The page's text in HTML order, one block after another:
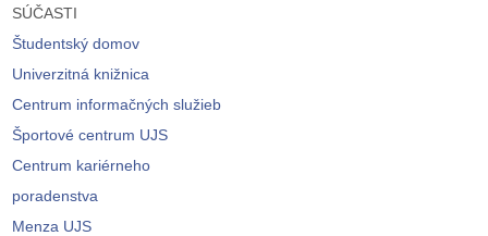
SÚČASTI
Študentský domov
Univerzitná knižnica
Centrum informačných služieb
Športové centrum UJS
Centrum kariérneho
poradenstva
Menza UJS